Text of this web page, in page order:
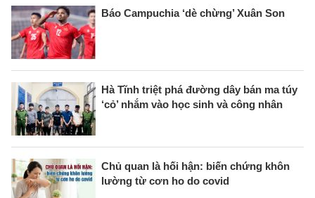
Báo Campuchia ‘dè chừng’ Xuân Son
Hà Tĩnh triệt phá đường dây bán ma túy
‘cỏ’ nhắm vào học sinh và công nhân
Chủ quan là hối hận: biến chứng khôn
lường từ cơn ho do covid